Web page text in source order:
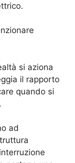
si aziona
il rapporto
quando si
ad